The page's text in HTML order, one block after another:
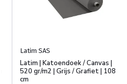
Latim SAS
Latim | Katoendoek / Canvas |
520 gr/m2 | Grijs / Grafiet | 108
cm